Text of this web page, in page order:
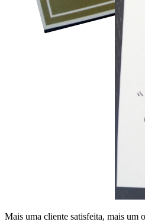
Mais uma cliente satisfeita, mais um